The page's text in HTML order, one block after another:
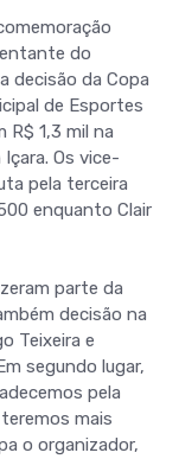
do
decisão da Copa
de Esportes
R$ 1,3 mil na
Os vice-
pela terceira
enquanto Clair
parte da
decisão na
Teixeira e
segundo lugar,
pela
mais
o organizador,